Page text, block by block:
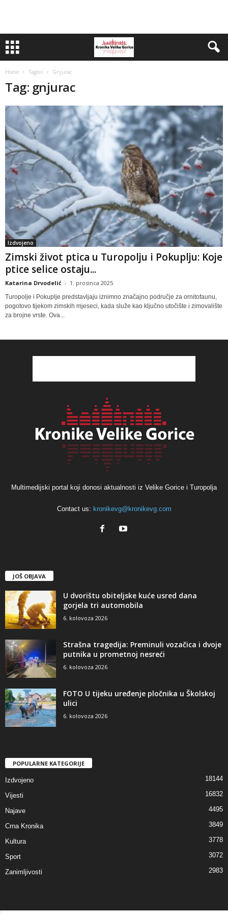
Home Tagovi Gnjurac
Tag: gnjurac
Izdvojeno
Zimski život ptica u Turopolju i Pokuplju: Koje
ptice selice ostaju...
Katarina Drvodelić - 1. prosinca 2025
Turopolje i Pokuplje predstavljaju iznimno značajno područje za ornitofaunu,
pogotovo tijekom zimskih mjeseci, kada služe kao ključno utočište i zimovalište
za brojne vrste. Ova...
Multimedijski portal koji donosi aktualnosti iz Velike Gorice i Turopolja
Contact us: kronikevg@kronikevg.com
JOŠ OBJAVA
U dvorištu obiteljske kuće usred dana
gorjela tri automobila
6. kolovoza 2026
Strašna tragedija: Preminuli vozačica i dvoje
putnika u prometnoj nesreći
6. kolovoza 2026
FOTO U tijeku uređenje pločnika u Školskoj
ulici
6. kolovoza 2026
POPULARNE KATEGORIJE
Izdvojeno 18144
Vijesti 16832
Najave 4495
Crna Kronika 3849
Kultura 3778
Sport 3072
Zanimljivosti 2983